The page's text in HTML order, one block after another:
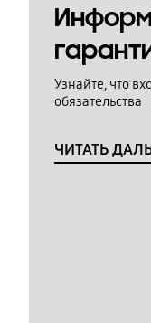
Узнайте, что
обязательства
ЧИТАТЬ